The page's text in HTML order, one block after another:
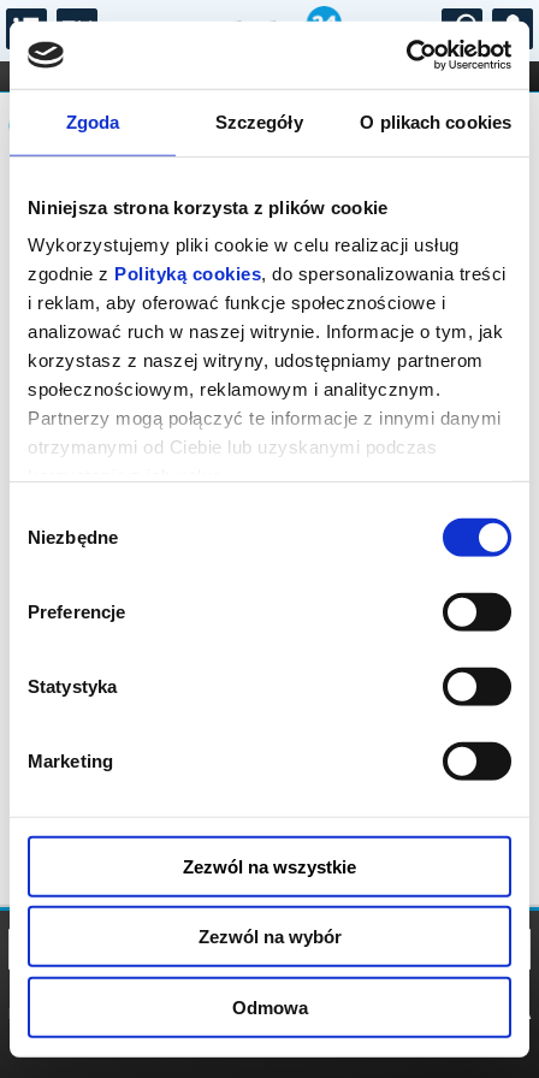
Zgoda Szczegóły O plikach cookies
Niniejsza strona korzysta z plików cookie
Wykorzystujemy pliki cookie w celu realizacji usług
zgodnie z Polityką cookies, do spersonalizowania treści
i reklam, aby oferować funkcje społecznościowe i
analizować ruch w naszej witrynie. Informacje o tym, jak
korzystasz z naszej witryny, udostępniamy partnerom
społecznościowym, reklamowym i analitycznym.
Partnerzy mogą połączyć te informacje z innymi danymi
otrzymanymi od Ciebie lub uzyskanymi podczas
zgody
Niezbędne
Preferencje
Statystyka
Marketing
Zezwól na wszystkie
Zezwól na wybór
Odmowa
...
FILHARMONIA OPERA I BALET
STAND-UP
DLA DZIECI
Komunikat
Sprzedaż on-line została zakończona,
sprawdź dostępność biletów w kasie.
POLITYKA
POLITYKA